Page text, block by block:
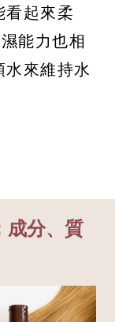
起來柔
能力也相
來維持水
成分、質